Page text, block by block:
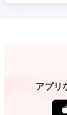
アプリ